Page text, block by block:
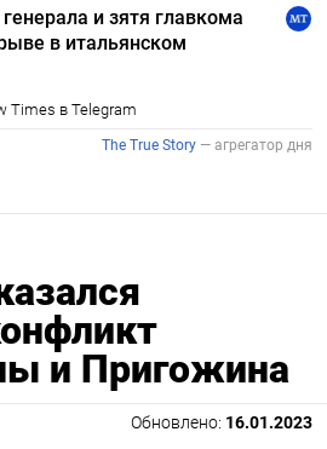
и Пригожина
Обновлено: 16.01.2023